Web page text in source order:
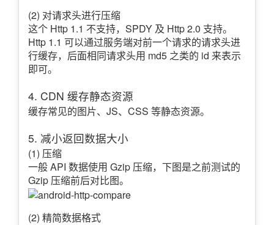
(2) 对请求头进行压缩
这个 Http 1.1 不支持，SPDY 及 Http 2.0 支持。
Http 1.1 可以通过服务端对前一个请求的请求头进
行缓存，后面相同请求头用 md5 之类的 id 来表示
即可。
4. CDN 缓存静态资源
缓存常见的图片、JS、CSS 等静态资源。
5. 减小返回数据大小
(1) 压缩
一般 API 数据使用 Gzip 压缩，下图是之前测试的
Gzip 压缩前后对比图。
(2) 精简数据格式